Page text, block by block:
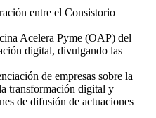
entre el Consistorio
Acelera Pyme (OAP) del
digital, divulgando las
de empresas sobre la
transformación digital y
de difusión de actuaciones